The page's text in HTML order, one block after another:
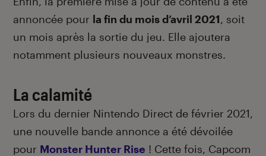
annoncée pour la fin du mois d’avril 2021, soit
un mois après la sortie du jeu. Elle ajoutera
notamment plusieurs nouveaux monstres.
La calamité
Lors du dernier Nintendo Direct de février 2021,
une nouvelle bande annonce a été dévoilée
pour Monster Hunter Rise ! Cette fois, Capcom